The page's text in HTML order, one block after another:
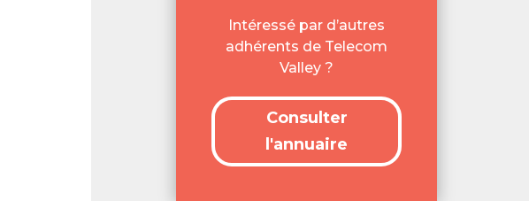
Intéressé par d’autres
adhérents de Telecom
Valley ?
Consulter
l'annuaire